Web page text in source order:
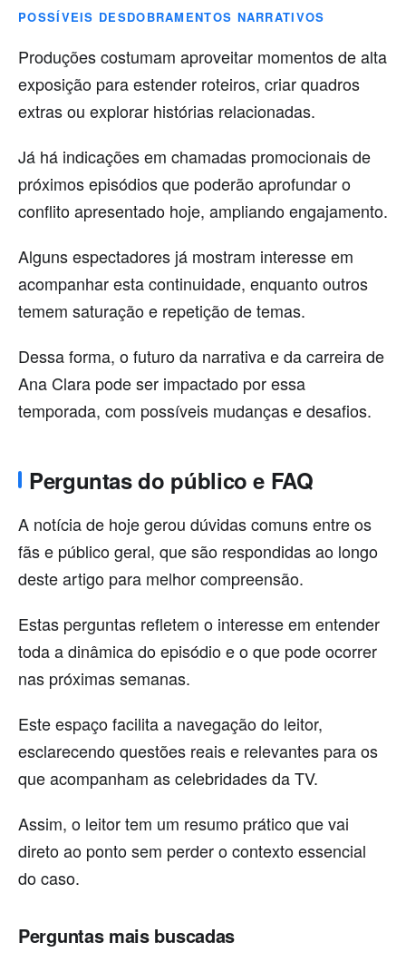
POSSÍVEIS DESDOBRAMENTOS NARRATIVOS
Produções costumam aproveitar momentos de alta
exposição para estender roteiros, criar quadros
extras ou explorar histórias relacionadas.
Já há indicações em chamadas promocionais de
próximos episódios que poderão aprofundar o
conflito apresentado hoje, ampliando engajamento.
Alguns espectadores já mostram interesse em
acompanhar esta continuidade, enquanto outros
temem saturação e repetição de temas.
Dessa forma, o futuro da narrativa e da carreira de
Ana Clara pode ser impactado por essa
temporada, com possíveis mudanças e desafios.
Perguntas do público e FAQ
A notícia de hoje gerou dúvidas comuns entre os
fãs e público geral, que são respondidas ao longo
deste artigo para melhor compreensão.
Estas perguntas refletem o interesse em entender
toda a dinâmica do episódio e o que pode ocorrer
nas próximas semanas.
Este espaço facilita a navegação do leitor,
esclarecendo questões reais e relevantes para os
que acompanham as celebridades da TV.
Assim, o leitor tem um resumo prático que vai
direto ao ponto sem perder o contexto essencial
do caso.
Perguntas mais buscadas